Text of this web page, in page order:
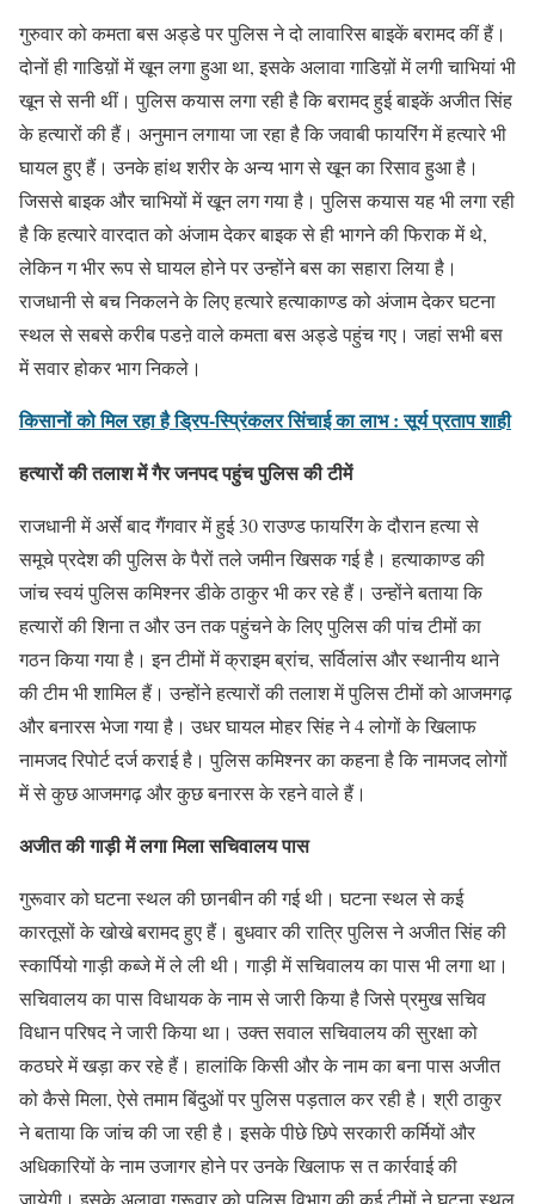
गुरुवार को कमता बस अड्डे पर पुलिस ने दो लावारिस बाइकें बरामद कीं हैं।
दोनों ही गाडिय़ों में खून लगा हुआ था, इसके अलावा गाडिय़ों में लगी चाभियां भी
खून से सनी थीं। पुलिस कयास लगा रही है कि बरामद हुई बाइकें अजीत सिंह
के हत्यारों की हैं। अनुमान लगाया जा रहा है कि जवाबी फायरिंग में हत्यारे भी
घायल हुए हैं। उनके हांथ शरीर के अन्य भाग से खून का रिसाव हुआ है।
जिससे बाइक और चाभियों में खून लग गया है। पुलिस कयास यह भी लगा रही
है कि हत्यारे वारदात को अंजाम देकर बाइक से ही भागने की फिराक में थे,
लेकिन ग भीर रूप से घायल होने पर उन्होंने बस का सहारा लिया है।
राजधानी से बच निकलने के लिए हत्यारे हत्याकाण्ड को अंजाम देकर घटना
स्थल से सबसे करीब पडऩे वाले कमता बस अड्डे पहुंच गए। जहां सभी बस
में सवार होकर भाग निकले।
किसानों को मिल रहा है ड्रिप-स्प्रिंकलर सिंचाई का लाभ : सूर्य प्रताप शाही
हत्यारों की तलाश में गैर जनपद पहुंच पुलिस की टीमें
राजधानी में अर्से बाद गैंगवार में हुई 30 राउण्ड फायरिंग के दौरान हत्या से
समूचे प्रदेश की पुलिस के पैरों तले जमीन खिसक गई है। हत्याकाण्ड की
जांच स्वयं पुलिस कमिश्नर डीके ठाकुर भी कर रहे हैं। उन्होंने बताया कि
हत्यारों की शिना त और उन तक पहुंचने के लिए पुलिस की पांच टीमों का
गठन किया गया है। इन टीमों में क्राइम ब्रांच, सर्विलांस और स्थानीय थाने
की टीम भी शामिल हैं। उन्होंने हत्यारों की तलाश में पुलिस टीमों को आजमगढ़
और बनारस भेजा गया है। उधर घायल मोहर सिंह ने 4 लोगों के खिलाफ
नामजद रिपोर्ट दर्ज कराई है। पुलिस कमिश्नर का कहना है कि नामजद लोगों
में से कुछ आजमगढ़ और कुछ बनारस के रहने वाले हैं।
अजीत की गाड़ी में लगा मिला सचिवालय पास
गुरूवार को घटना स्थल की छानबीन की गई थी। घटना स्थल से कई
कारतूसों के खोखे बरामद हुए हैं। बुधवार की रात्रि पुलिस ने अजीत सिंह की
स्कार्पियो गाड़ी कब्जे में ले ली थी। गाड़ी में सचिवालय का पास भी लगा था।
सचिवालय का पास विधायक के नाम से जारी किया है जिसे प्रमुख सचिव
विधान परिषद ने जारी किया था। उक्त सवाल सचिवालय की सुरक्षा को
कठघरे में खड़ा कर रहे हैं। हालांकि किसी और के नाम का बना पास अजीत
को कैसे मिला, ऐसे तमाम बिंदुओं पर पुलिस पड़ताल कर रही है। श्री ठाकुर
ने बताया कि जांच की जा रही है। इसके पीछे छिपे सरकारी कर्मियों और
अधिकारियों के नाम उजागर होने पर उनके खिलाफ स त कार्रवाई की
जायेगी। इसके अलावा गुरूवार को पुलिस विभाग की कई टीमों ने घटना स्थल